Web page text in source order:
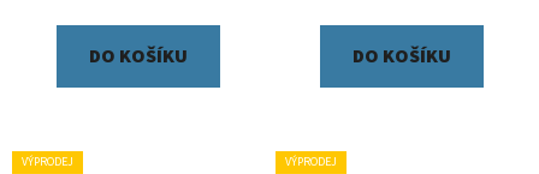
DO KOŠÍKU DO KOŠÍKU
VÝPRODEJ VÝPRODEJ